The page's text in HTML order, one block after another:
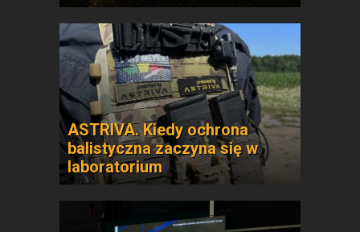
ASTRIVA. Kiedy ochrona
balistyczna zaczyna się w
laboratorium